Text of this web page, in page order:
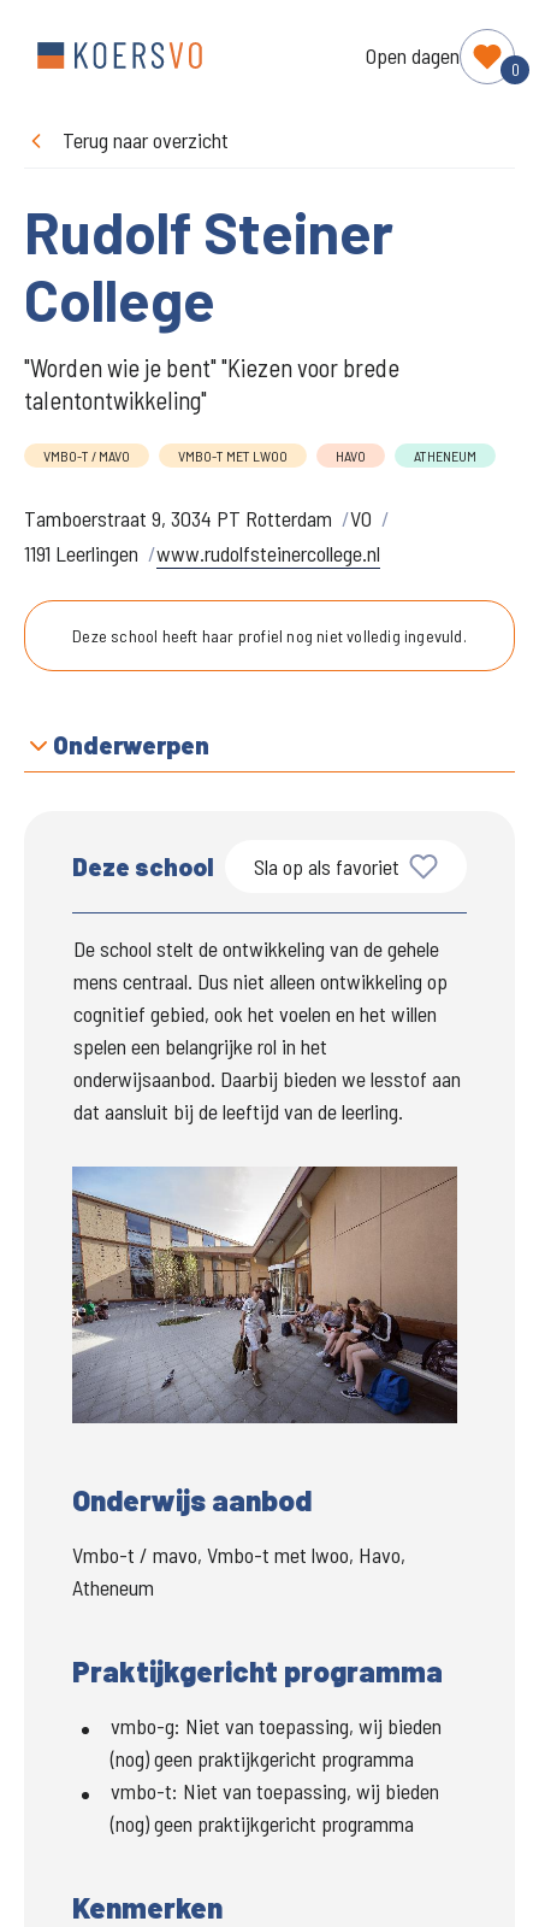
Open dagen
0
Terug naar overzicht
Rudolf Steiner
College
"Worden wie je bent" "Kiezen voor brede
talentontwikkeling"
VMBO-T / MAVO VMBO-T MET LWOO HAVO ATHENEUM
Tamboerstraat 9, 3034 PT Rotterdam
VO
1191 Leerlingen
www.rudolfsteinercollege.nl
Deze school heeft haar profiel nog niet volledig ingevuld.
Onderwerpen
Deze school Sla op als favoriet
De school stelt de ontwikkeling van de gehele
mens centraal. Dus niet alleen ontwikkeling op
cognitief gebied, ook het voelen en het willen
spelen een belangrijke rol in het
onderwijsaanbod. Daarbij bieden we lesstof aan
dat aansluit bij de leeftijd van de leerling.
Onderwijs aanbod
Vmbo-t / mavo, Vmbo-t met lwoo, Havo,
Atheneum
Praktijkgericht programma
vmbo-g: Niet van toepassing, wij bieden
(nog) geen praktijkgericht programma
vmbo-t: Niet van toepassing, wij bieden
(nog) geen praktijkgericht programma
Kenmerken